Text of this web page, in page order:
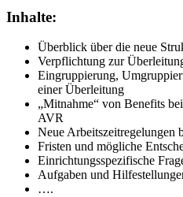
Inhalte:
Überblick über die neue
Verpflichtung zur
Eingruppierung,
einer Überleitung
„Mitnahme“ von Benefits
AVR
Neue Arbeitszeitregelungen
Fristen und mögliche
Einrichtungsspezifische
Aufgaben und
….